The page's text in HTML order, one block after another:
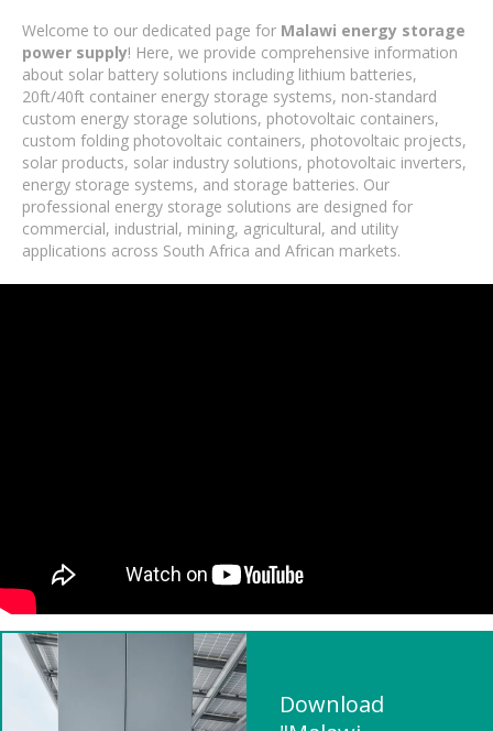
Welcome to our dedicated page for Malawi energy storage
power supply! Here, we provide comprehensive information
about solar battery solutions including lithium batteries,
20ft/40ft container energy storage systems, non-standard
custom energy storage solutions, photovoltaic containers,
custom folding photovoltaic containers, photovoltaic projects,
solar products, solar industry solutions, photovoltaic inverters,
energy storage systems, and storage batteries. Our
professional energy storage solutions are designed for
commercial, industrial, mining, agricultural, and utility
applications across South Africa and African markets.
Download